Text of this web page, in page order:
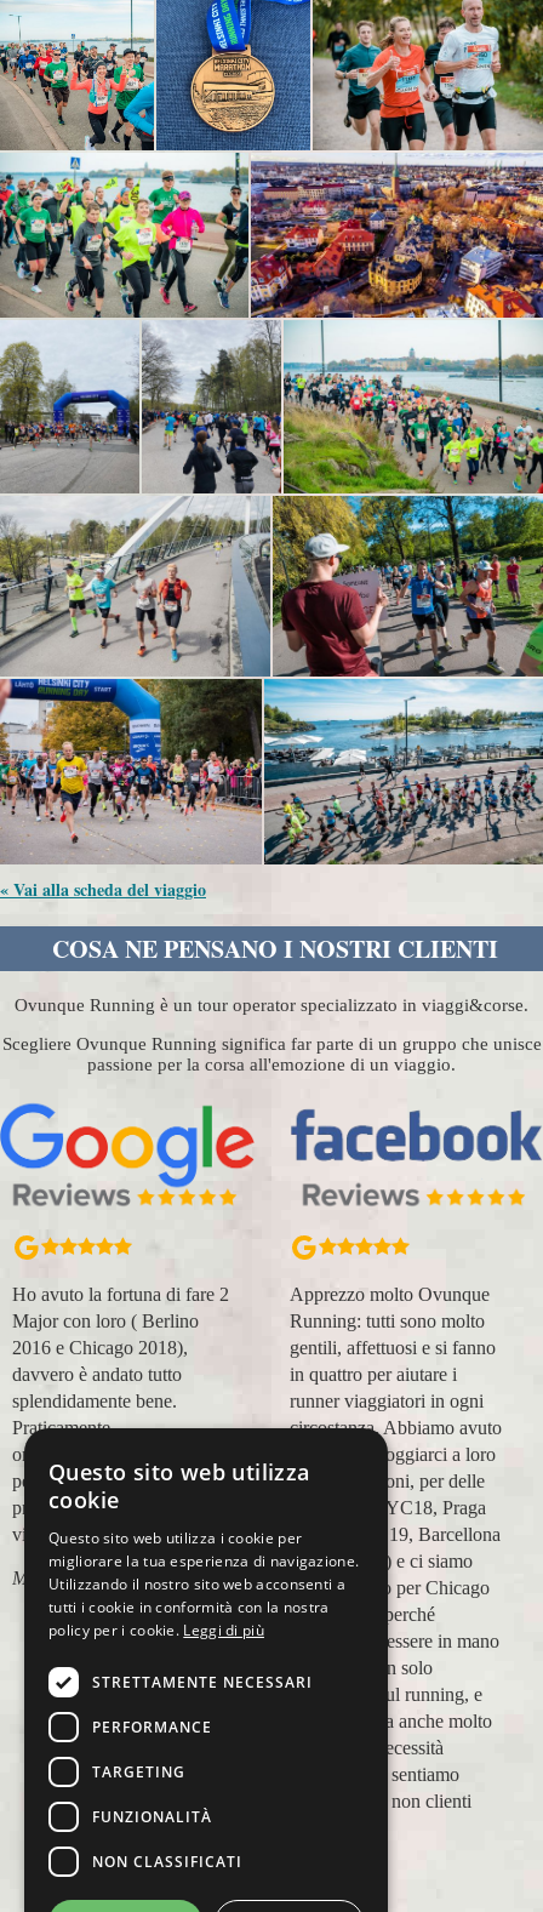
« Vai alla scheda del viaggio
COSA NE PENSANO I NOSTRI CLIENTI
Ovunque Running è un tour operator specializzato in viaggi&corse.
Scegliere Ovunque Running significa far parte di un gruppo che unisce
passione per la corsa all'emozione di un viaggio.
Apprezzo molto Ovunque
Running: tutti sono molto
gentili, affettuosi e si fanno
in quattro per aiutare i
runner viaggiatori in ogni
circostanza. Abbiamo avuto
modo di appoggiarci a loro
in più occasioni, per delle
maratone (NYC18, Praga
19, Valencia 19, Barcellona
21, NYC 22) e ci siamo
affidati a loro per Chicago
23 (ottobre) perché
sappiamo di essere in mano
a persone non solo
competenti sul running, e
sulle città, ma anche molto
attente alle necessità
personali. Ci sentiamo
ospiti, amici, non clienti
Paolo Pugni
Organizzazione perfetta,
accompagnatori super
(Massimo e Anna). Prima
esperienza con voi molto
positiva! Alla prossima e
grazie!
Lara Buranti
Questo sito web utilizza
cookie
Questo sito web utilizza i cookie per
migliorare la tua esperienza di navigazione.
Utilizzando il nostro sito web acconsenti a
tutti i cookie in conformità con la nostra
policy per i cookie. Leggi di più
STRETTAMENTE NECESSARI
PERFORMANCE
TARGETING
FUNZIONALITÀ
NON CLASSIFICATI